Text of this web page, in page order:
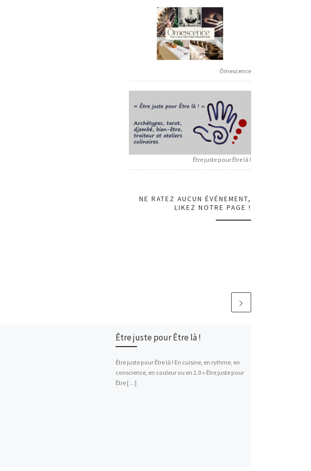
Être juste pour Être là !
Être juste pour Être là ! En cuisine, en rythme, en
conscience, en couleur ou en 2.0 « Être juste pour
Être […]
Ômescence
Être juste pour Être là !
NE RATEZ AUCUN ÉVÉNEMENT,
LIKEZ NOTRE PAGE !